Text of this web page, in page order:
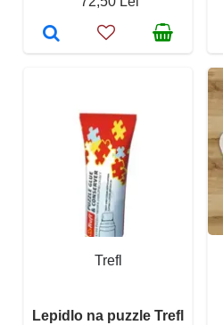
Trefl
Lepidlo na puzzle Trefl